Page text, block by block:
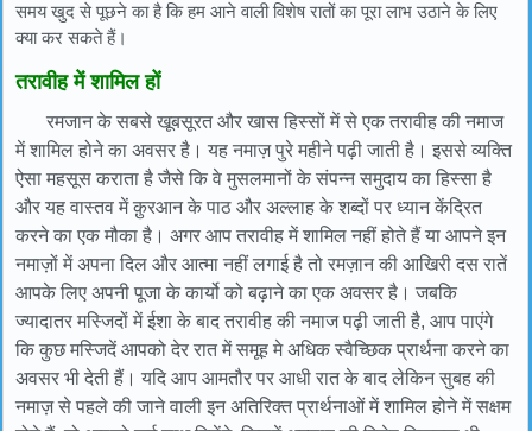
समय खुद से पूछने का है कि हम आने वाली विशेष रातों का पूरा लाभ उठाने के लिए
क्या कर सकते हैं।
तरावीह में शामिल हों
रमजान के सबसे खूबसूरत और खास हिस्सों में से एक तरावीह की नमाज
में शामिल होने का अवसर है। यह नमाज़ पुरे महीने पढ़ी जाती है। इससे व्यक्ति
ऐसा महसूस कराता है जैसे कि वे मुसलमानों के संपन्न समुदाय का हिस्सा है
और यह वास्तव में क़ुरआन के पाठ और अल्लाह के शब्दों पर ध्यान केंद्रित
करने का एक मौका है। अगर आप तरावीह में शामिल नहीं होते हैं या आपने इन
नमाज़ों में अपना दिल और आत्मा नहीं लगाई है तो रमज़ान की आखिरी दस रातें
आपके लिए अपनी पूजा के कार्यो को बढ़ाने का एक अवसर है। जबकि
ज्यादातर मस्जिदों में ईशा के बाद तरावीह की नमाज पढ़ी जाती है, आप पाएंगे
कि कुछ मस्जिदें आपको देर रात में समूह मे अधिक स्वैच्छिक प्रार्थना करने का
अवसर भी देती हैं। यदि आप आमतौर पर आधी रात के बाद लेकिन सुबह की
नमाज़ से पहले की जाने वाली इन अतिरिक्त प्रार्थनाओं में शामिल होने में सक्षम